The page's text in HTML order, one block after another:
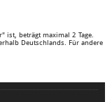
ist, beträgt maximal 2 Tage.
Deutschlands. Für andere